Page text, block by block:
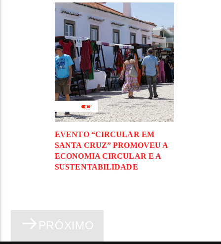
EVENTO “CIRCULAR EM
SANTA CRUZ” PROMOVEU A
ECONOMIA CIRCULAR E A
SUSTENTABILIDADE
PRÓXIMO